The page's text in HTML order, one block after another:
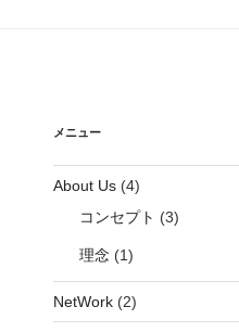
メニュー
About Us(4)
コンセプト (3)
理念 (1)
NetWork(2)